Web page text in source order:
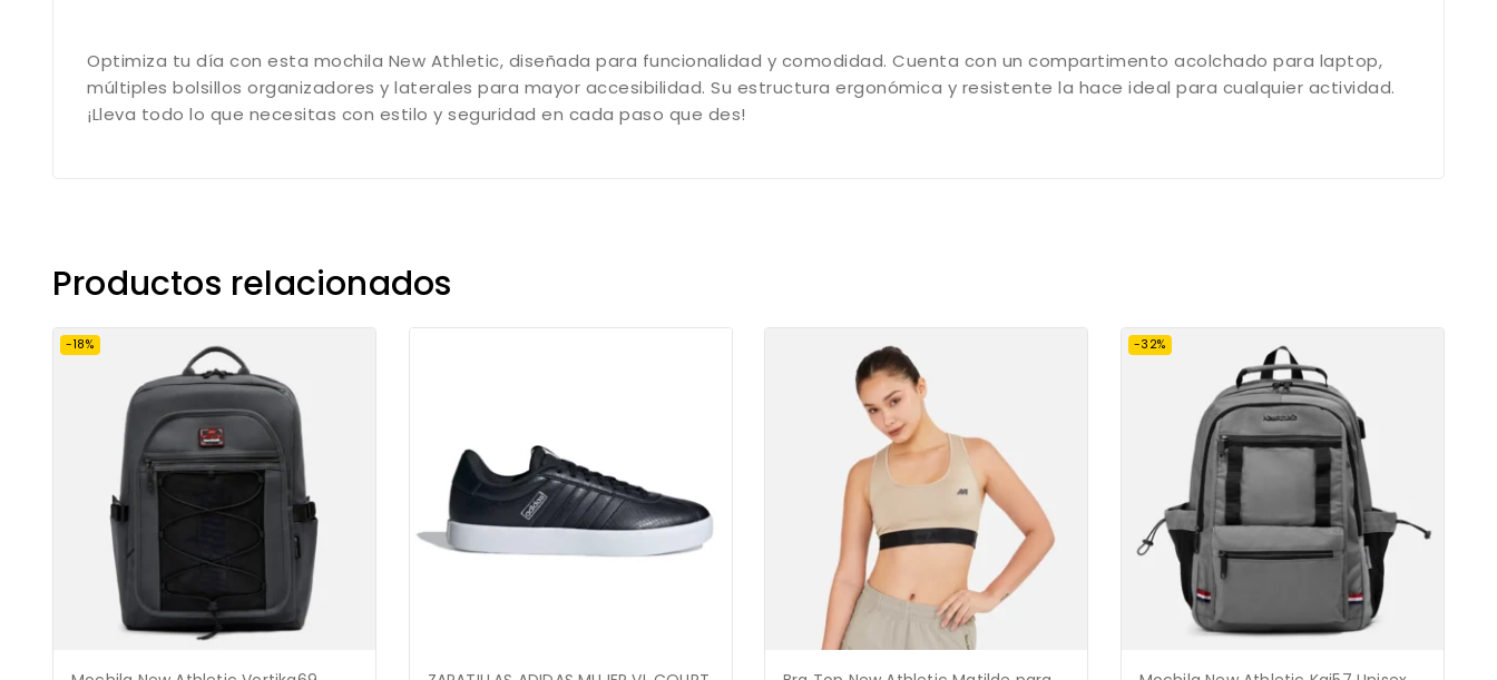
Optimiza tu día con esta mochila New Athletic, diseñada para funcionalidad y comodidad. Cuenta con un compartimento acolchado para laptop,
múltiples bolsillos organizadores y laterales para mayor accesibilidad. Su estructura ergonómica y resistente la hace ideal para cualquier actividad.
¡Lleva todo lo que necesitas con estilo y seguridad en cada paso que des!
Productos relacionados
-18% -32%